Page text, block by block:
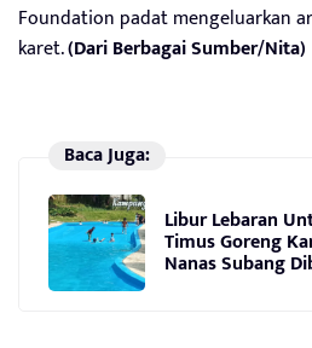
Foundation padat mengeluarkan
karet.(Dari Berbagai Sumber/Nita)
Baca Juga:
Libur Lebaran
Timus Goreng
Nanas Subang